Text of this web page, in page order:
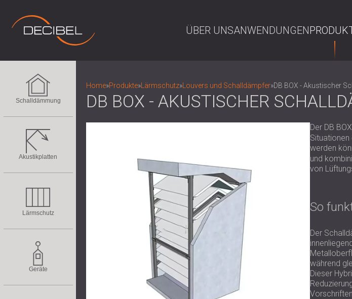
ÜBER UNSANWENDUNGEN
Schalldämmung
Akustikplatten
Lärmschutz
Geräte
Home»Produkte» Lärmschutz» Louvers und Schalldämpfer»DB BOX - Akustischer
DB BOX - AKUSTISCHER
Der DB
werden
und
von
So
Der
während
Dieser